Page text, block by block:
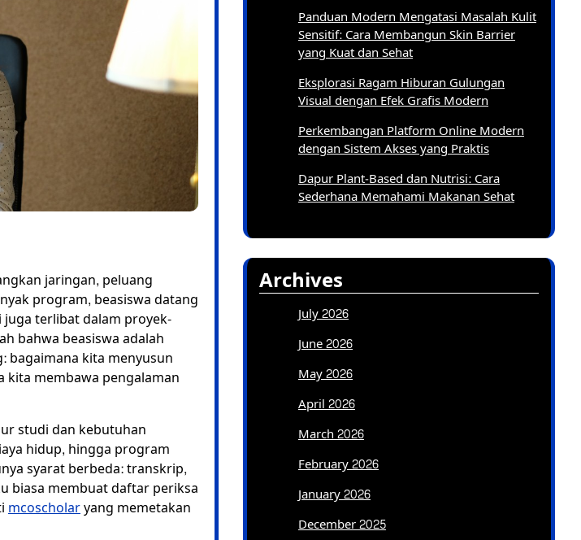
jaringan, peluang
program, beasiswa datang
terlibat dalam proyek-
bahwa beasiswa adalah
bagaimana kita menyusun
kita membawa pengalaman
studi dan kebutuhan
hidup, hingga program
syarat berbeda: transkrip,
biasa membuat daftar periksa
mcoscholaryang memetakan
Panduan Modern Mengatasi Masalah Kulit
Sensitif: Cara Membangun Skin Barrier
yang Kuat dan Sehat
Eksplorasi Ragam Hiburan Gulungan
Visual dengan Efek Grafis Modern
Perkembangan Platform Online Modern
dengan Sistem Akses yang Praktis
Dapur Plant-Based dan Nutrisi: Cara
Sederhana Memahami Makanan Sehat
Archives
July 2026
June 2026
May 2026
April 2026
March 2026
February 2026
January 2026
December 2025